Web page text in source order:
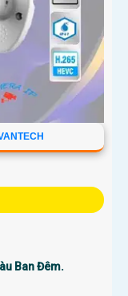
Ban Đêm.